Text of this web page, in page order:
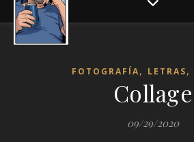
FOTOGRAFÍA, LETRAS,
Collage
09/29/2020